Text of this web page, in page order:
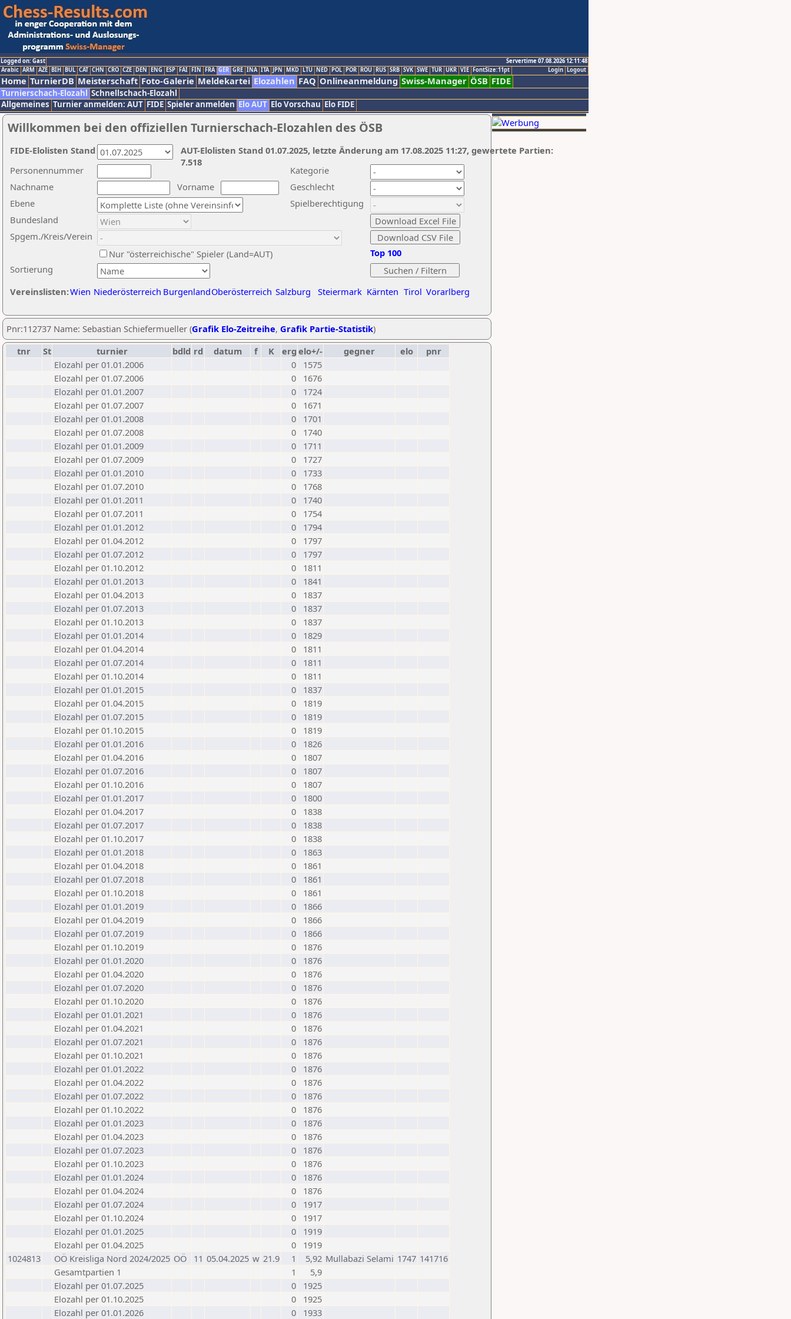
Logged on: Gast
Servertime 07.08.2026 12:11:48
Logout
Login
Arabic ARM AZE BIH BUL CAT CHN CRO CZE DEN ENG ESP FAI FIN FRA GER GRE INA ITA JPN MKD LTU NED POL POR ROU RUS SRB SVK SWE TUR UKR VIE FontSize:11pt
Home TurnierDB Meisterschaft Foto-Galerie Meldekartei Elozahlen FAQ Onlineanmeldung Swiss-Manager ÖSB FIDE
Turnierschach-Elozahl Schnellschach-Elozahl
Allgemeines Turnier anmelden: AUT FIDE Spieler anmelden Elo AUT Elo Vorschau Elo FIDE
Willkommen bei den offiziellen Turnierschach-Elozahlen des ÖSB
Nachname
Vorname
Ebene
Kategorie
Sortierung
Personennummer
Bundesland
Spgem./Kreis/Verein
Geschlecht
Nur "österreichische" Spieler (Land=AUT)
Spielberechtigung
Vereinslisten:Wien Niederösterreich BurgenlandOberösterreich Salzburg Steiermark Kärnten Tirol Vorarlberg
Top 100
AUT-Elolisten Stand 01.07.2025, letzte Änderung am 17.08.2025 11:27, gewertete Partien:
7.518
FIDE-Elolisten Stand
Pnr:112737 Name: Sebastian Schiefermueller (Grafik Elo-Zeitreihe, Grafik Partie-Statistik)
tnr
St turnier bdld rd datum f K erg elo+/- gegner elo
pnr
Elozahl per 01.01.2006
0
1575
Elozahl per 01.07.2006
0
1676
Elozahl per 01.01.2007
0
1724
Elozahl per 01.07.2007
0
1671
Elozahl per 01.01.2008
0
1701
Elozahl per 01.07.2008
0
1740
Elozahl per 01.01.2009
0
1711
Elozahl per 01.07.2009
0
1727
Elozahl per 01.01.2010
0
1733
Elozahl per 01.07.2010
0
1768
Elozahl per 01.01.2011
0
1740
Elozahl per 01.07.2011
0
1754
Elozahl per 01.01.2012
0
1794
Elozahl per 01.04.2012
0
1797
Elozahl per 01.07.2012
0
1797
Elozahl per 01.10.2012
0
1811
Elozahl per 01.01.2013
0
1841
Elozahl per 01.04.2013
0
1837
Elozahl per 01.07.2013
0
1837
Elozahl per 01.10.2013
0
1837
Elozahl per 01.01.2014
0
1829
Elozahl per 01.04.2014
0
1811
Elozahl per 01.07.2014
0
1811
Elozahl per 01.10.2014
0
1811
Elozahl per 01.01.2015
0
1837
Elozahl per 01.04.2015
0
1819
Elozahl per 01.07.2015
0
1819
Elozahl per 01.10.2015
0
1819
Elozahl per 01.01.2016
0
1826
Elozahl per 01.04.2016
0
1807
Elozahl per 01.07.2016
0
1807
Elozahl per 01.10.2016
0
1807
Elozahl per 01.01.2017
0
1800
Elozahl per 01.04.2017
0
1838
Elozahl per 01.07.2017
0
1838
Elozahl per 01.10.2017
0
1838
Elozahl per 01.01.2018
0
1863
Elozahl per 01.04.2018
0
1861
Elozahl per 01.07.2018
0
1861
Elozahl per 01.10.2018
0
1861
Elozahl per 01.01.2019
0
1866
Elozahl per 01.04.2019
0
1866
Elozahl per 01.07.2019
0
1866
Elozahl per 01.10.2019
0
1876
Elozahl per 01.01.2020
0
1876
Elozahl per 01.04.2020
0
1876
Elozahl per 01.07.2020
0
1876
Elozahl per 01.10.2020
0
1876
Elozahl per 01.01.2021
0
1876
Elozahl per 01.04.2021
0
1876
Elozahl per 01.07.2021
0
1876
Elozahl per 01.10.2021
0
1876
Elozahl per 01.01.2022
0
1876
Elozahl per 01.04.2022
0
1876
Elozahl per 01.07.2022
0
1876
Elozahl per 01.10.2022
0
1876
Elozahl per 01.01.2023
0
1876
Elozahl per 01.04.2023
0
1876
Elozahl per 01.07.2023
0
1876
Elozahl per 01.10.2023
0
1876
Elozahl per 01.01.2024
0
1876
Elozahl per 01.04.2024
0
1876
Elozahl per 01.07.2024
0
1917
Elozahl per 01.10.2024
0
1917
Elozahl per 01.01.2025
0
1919
Elozahl per 01.04.2025
0
1919
1024813
OÖ Kreisliga Nord 2024/2025 OÖ 11 05.04.2025 w 21.9 1 5,92 Mullabazi Selami 1747 141716
Gesamtpartien 1
1
5,9
Elozahl per 01.07.2025
0
1925
Elozahl per 01.10.2025
0
1925
Elozahl per 01.01.2026
0 1933